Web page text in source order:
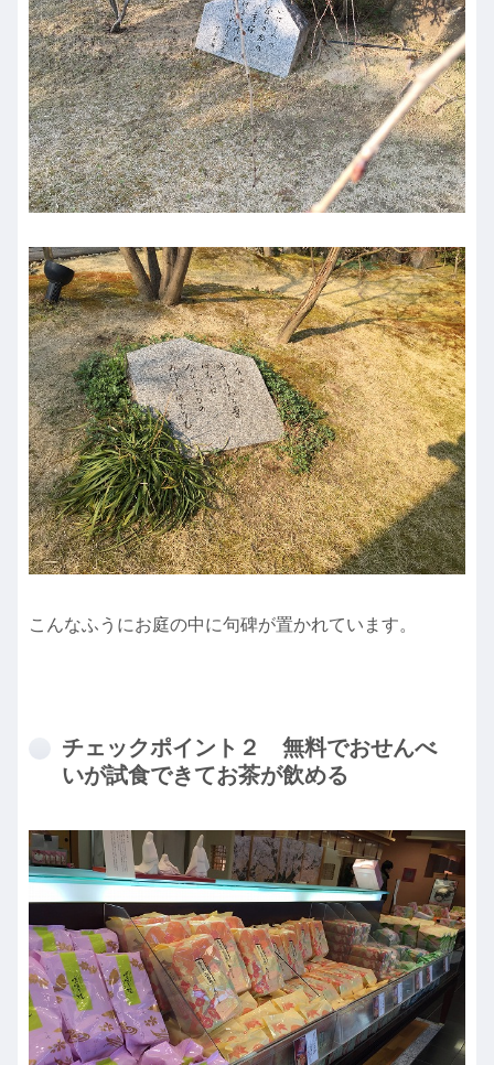
こんなふうにお庭の中に句碑が置かれています。
チェックポイント２ 無料でおせんべ
いが試食できてお茶が飲める